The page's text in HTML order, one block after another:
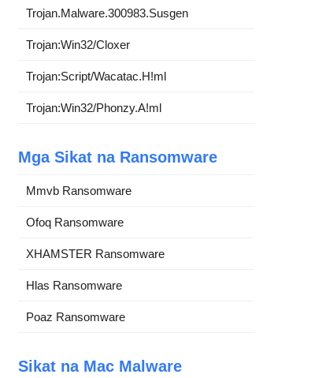
Trojan.Malware.300983.Susgen
Trojan:Win32/Cloxer
Trojan:Script/Wacatac.H!ml
Trojan:Win32/Phonzy.A!ml
Mga Sikat na Ransomware
Mmvb Ransomware
Ofoq Ransomware
XHAMSTER Ransomware
Hlas Ransomware
Poaz Ransomware
Sikat na Mac Malware